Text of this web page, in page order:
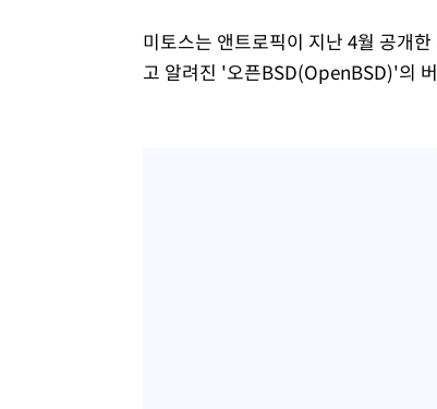
미토스는 앤트로픽이 지난 4월 공개
고 알려진 '오픈BSD(OpenBSD)'의